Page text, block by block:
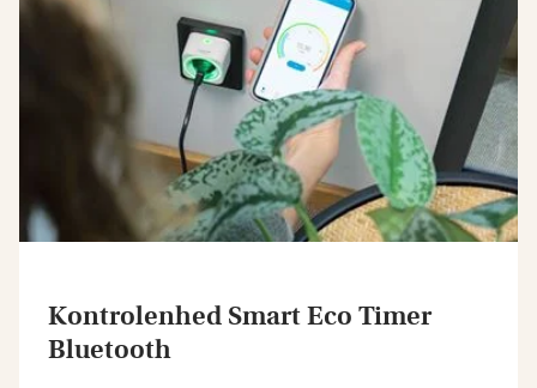
Kontrolenhed Smart Eco Timer
Bluetooth